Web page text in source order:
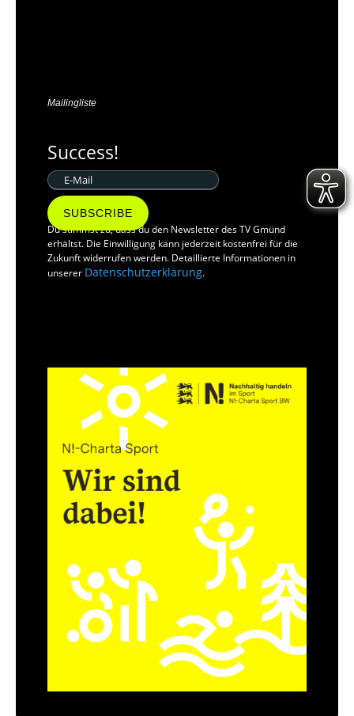
Mailingliste
Success!
SUBSCRIBE
Du stimmst zu, dass du den Newsletter des TV Gmünd
erhältst. Die Einwilligung kann jederzeit kostenfrei für die
Zukunft widerrufen werden. Detaillierte Informationen in
unserer Datenschutzerklärung.